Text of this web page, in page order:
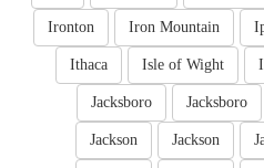
Iron Mountain
Ironton
Isle of Wight
Ithaca
Jacksboro
Jacksboro
Jackson
Jackson